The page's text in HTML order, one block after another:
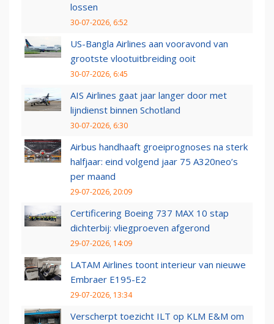
lossen
30-07-2026, 6:52
US-Bangla Airlines aan vooravond van
grootste vlootuitbreiding ooit
30-07-2026, 6:45
AIS Airlines gaat jaar langer door met
lijndienst binnen Schotland
30-07-2026, 6:30
Airbus handhaaft groeiprognoses na sterk
halfjaar: eind volgend jaar 75 A320neo’s
per maand
29-07-2026, 20:09
Certificering Boeing 737 MAX 10 stap
dichterbij: vliegproeven afgerond
29-07-2026, 14:09
LATAM Airlines toont interieur van nieuwe
Embraer E195-E2
29-07-2026, 13:34
Verscherpt toezicht ILT op KLM E&M om